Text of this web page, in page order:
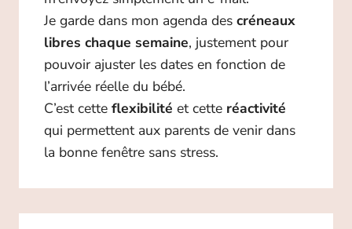
Je garde dans mon agenda des créneaux
libres chaque semaine, justement pour
pouvoir ajuster les dates en fonction de
l’arrivée réelle du bébé.
C’est cette flexibilité et cette réactivité
qui permettent aux parents de venir dans
la bonne fenêtre sans stress.